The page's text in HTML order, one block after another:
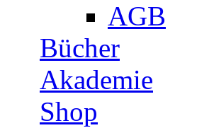
AGB
Bücher
Akademie
Shop